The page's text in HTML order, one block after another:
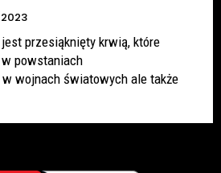
przesiąknięty krwią, które
powstaniach
w wojnach światowych ale także